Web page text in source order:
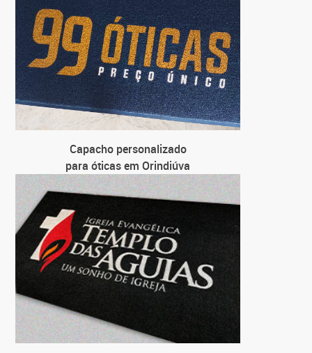
Capacho personalizado
para óticas em Orindiúva